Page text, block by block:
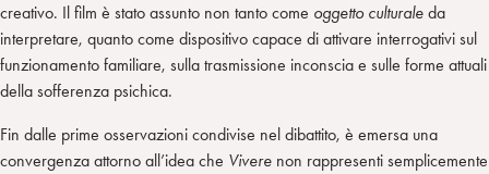
creativo. Il film è stato assunto non tanto come oggetto culturale da
interpretare, quanto come dispositivo capace di attivare interrogativi sul
funzionamento familiare, sulla trasmissione inconscia e sulle forme attuali
della sofferenza psichica.
Fin dalle prime osservazioni condivise nel dibattito, è emersa una
convergenza attorno all’idea che Vivere non rappresenti semplicemente